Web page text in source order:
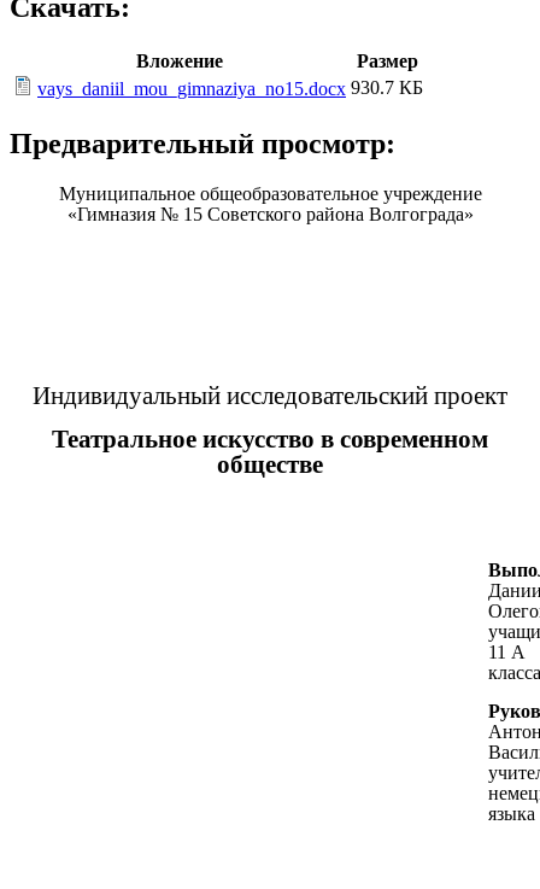
Скачать:
Вложение
Размер
vays_daniil_mou_gimnaziya_no15.docx 930.7 КБ
Предварительный просмотр:
Муниципальное общеобразовательное учреждение
«Гимназия № 15 Советского района Волгограда»
Индивидуальный исследовательский проект
Театральное искусство в современном
обществе
11 А
класса
языка